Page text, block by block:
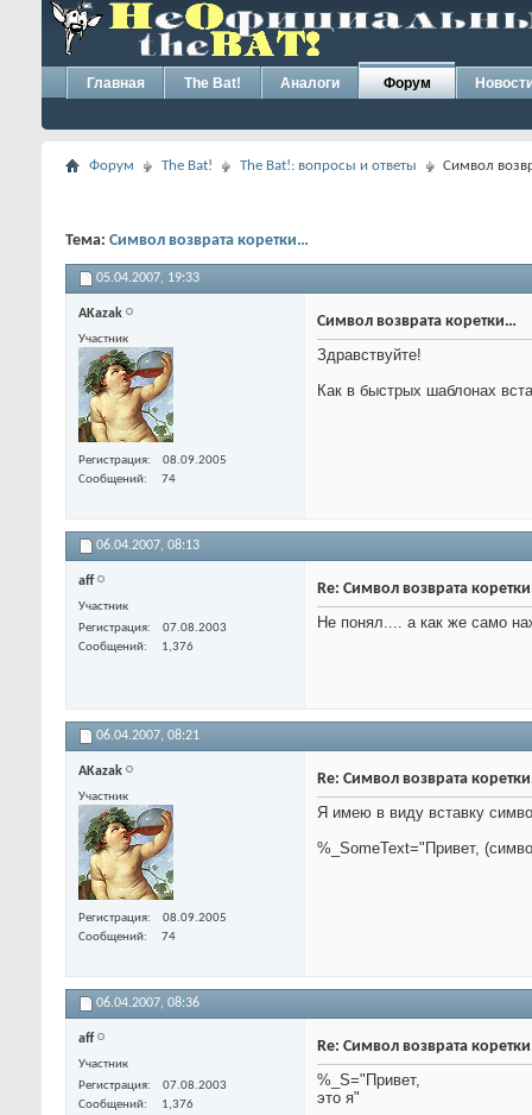
Главная The Bat! Аналоги Форум
Форум The Bat! The Bat!: вопросы и ответы Символ
Тема: Символ возврата коретки…
05.04.2007, 19:33
AKazak
Участник
Регистрация
08.09.2005
Сообщений
74
Символ возврата коретки…
Здравствуйте!
Как в быстрых шаблонах
06.04.2007, 08:13
aff
Участник
Регистрация
07.08.2003
Сообщений
1,376
Re: Символ возврата
Не понял.... а как же само
06.04.2007, 08:21
AKazak
Участник
Регистрация
08.09.2005
Сообщений
74
Re: Символ возврата
Я имею в виду вставку
%_SomeText="Привет,
06.04.2007, 08:36
aff
Участник
Регистрация
07.08.2003
Сообщений
1,376
Re: Символ возврата
%_S="Привет,
это я"